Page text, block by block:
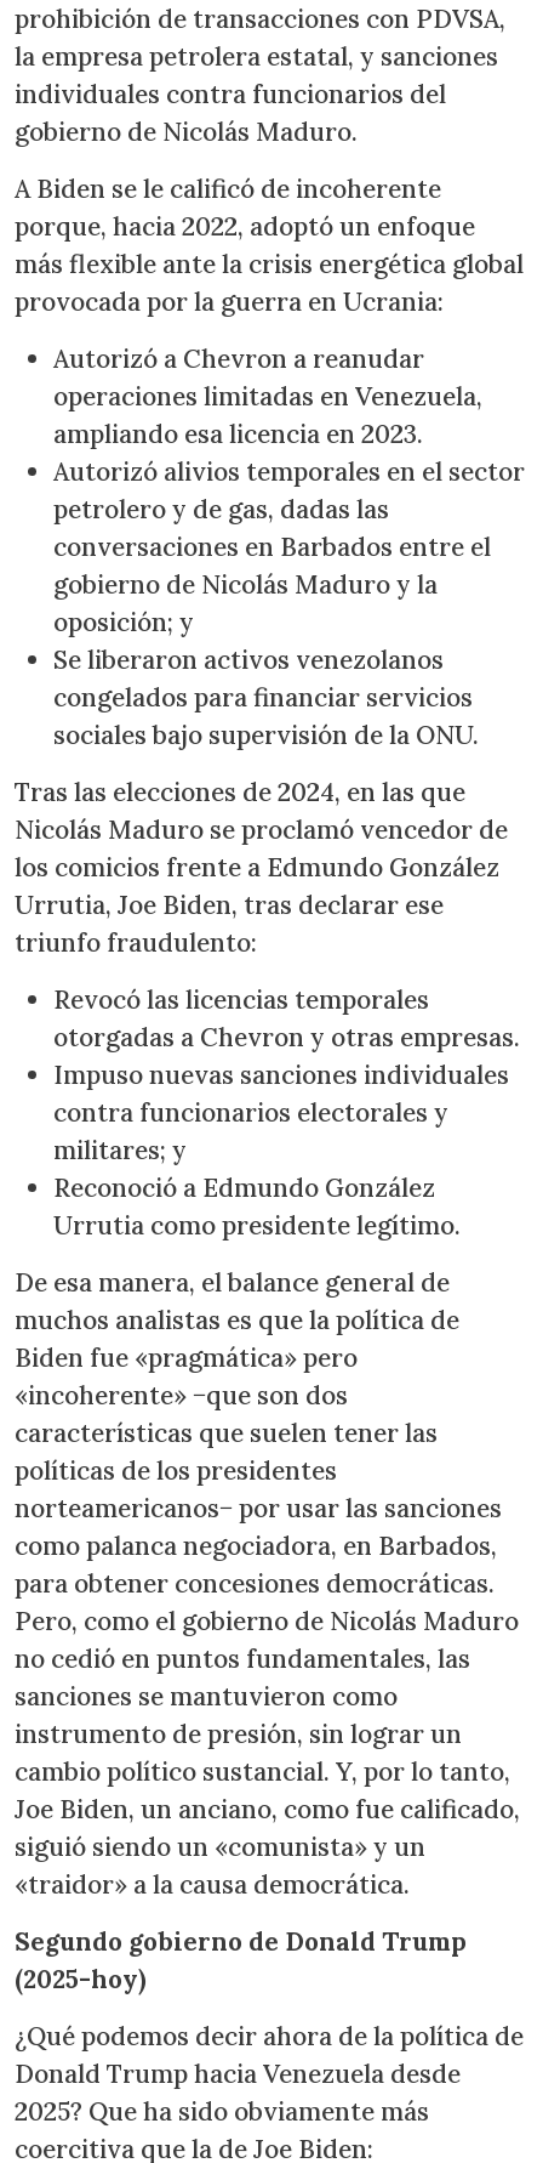
prohibición de transacciones con PDVSA,
la empresa petrolera estatal, y sanciones
individuales contra funcionarios del
gobierno de Nicolás Maduro.
A Biden se le calificó de incoherente
porque, hacia 2022, adoptó un enfoque
más flexible ante la crisis energética global
provocada por la guerra en Ucrania:
Autorizó a Chevron a reanudar
operaciones limitadas en Venezuela,
ampliando esa licencia en 2023.
Autorizó alivios temporales en el sector
petrolero y de gas, dadas las
conversaciones en Barbados entre el
gobierno de Nicolás Maduro y la
oposición; y
Se liberaron activos venezolanos
congelados para financiar servicios
sociales bajo supervisión de la ONU.
Tras las elecciones de 2024, en las que
Nicolás Maduro se proclamó vencedor de
los comicios frente a Edmundo González
Urrutia, Joe Biden, tras declarar ese
triunfo fraudulento:
Revocó las licencias temporales
otorgadas a Chevron y otras empresas.
Impuso nuevas sanciones individuales
contra funcionarios electorales y
militares; y
Reconoció a Edmundo González
Urrutia como presidente legítimo.
De esa manera, el balance general de
muchos analistas es que la política de
Biden fue «pragmática» pero
«incoherente» −que son dos
características que suelen tener las
políticas de los presidentes
norteamericanos− por usar las sanciones
como palanca negociadora, en Barbados,
para obtener concesiones democráticas.
Pero, como el gobierno de Nicolás Maduro
no cedió en puntos fundamentales, las
sanciones se mantuvieron como
instrumento de presión, sin lograr un
cambio político sustancial. Y, por lo tanto,
Joe Biden, un anciano, como fue calificado,
siguió siendo un «comunista» y un
«traidor» a la causa democrática.
Segundo gobierno de Donald Trump
(2025-hoy)
¿Qué podemos decir ahora de la política de
Donald Trump hacia Venezuela desde
2025? Que ha sido obviamente más
coercitiva que la de Joe Biden: